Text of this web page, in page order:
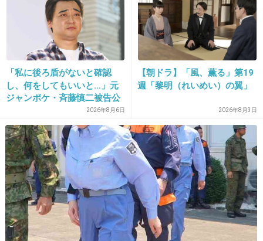
こんでろ。
+200 -31
29. 匿名2014/06/16(月) 17:11:26
前田敦子風に言ってたらちょっと面白いけど
ね。
+20 -5
30. 匿名 2014/06/16(月) 17:12:05
有吉もまた人のこと言ってんじゃん
「私に後ろ盾がないと確認
し、何をしてもいいと…」元
ジャンポケ・斉藤慎二被告公
2026年8月6日
【朝ドラ】「風、薫る」第19
週「黎明（れいめい）の翼」
2026年8月3日